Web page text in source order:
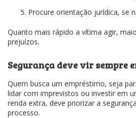
Procure orientação jurídica, se
Quanto mais rápido a vítima agir,
prejuízos.
Segurança deve vir sempre
Quem busca um empréstimo, seja
lidar com imprevistos ou investir em
renda extra, deve priorizar a
processo.